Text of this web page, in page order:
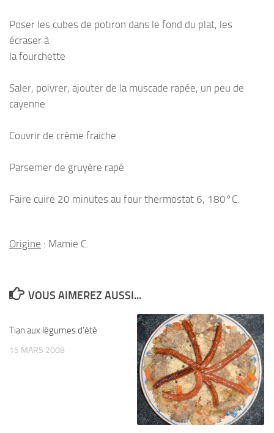
Poser les cubes de potiron dans le fond du plat, les
écraser à
la fourchette
Saler, poivrer, ajouter de la muscade rapée, un peu de
cayenne
Couvrir de crème fraiche
Parsemer de gruyère rapé
Faire cuire 20 minutes au four thermostat 6, 180°C.
Origine : Mamie C.
VOUS AIMEREZ AUSSI...
Tian aux légumes d’été
15 MARS 2008